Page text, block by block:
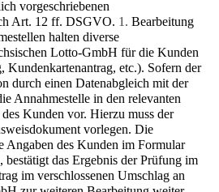
vorgeschriebenen
Art. 12 ff. DSGVO. 1. Bearbeitung
halten diverse
Lotto-GmbH für die Kunden
Kundenkartenantrag, etc.). Sofern der
durch einen Datenabgleich mit der
Annahmestelle in den relevanten
Kunden vor. Hierzu muss der
vorlegen. Die
Angaben des Kunden im Formular
bestätigt das Ergebnis der Prüfung im
im verschlossenen Umschlag an